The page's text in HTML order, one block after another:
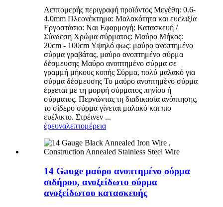
Λεπτομερής περιγραφή προϊόντος Μεγέθη: 0.6-
4.0mm Πλεονέκτημα: Μαλακότητα και ευελιξία
Εργοστάσιο: Ναι Εφαρμογή: Κατασκευή /
Σύνδεση Χρώμα σύρματος: Μαύρο Μήκος:
20cm - 100cm Υψηλό φως: μαύρο ανοπτημένο
σύρμα γραβάτας, μαύρο ανοπτημένο σύρμα
δέσμευσης Μαύρο ανοπτημένο σύρμα σε
γραμμή μήκους κοπής Σύρμα, πολύ μαλακό για
σύρμα δέσμευσης Το μαύρο ανοπτημένο σύρμα
έρχεται με τη μορφή σύρματος πηνίου ή
σύρματος. Περνώντας τη διαδικασία ανόπτησης,
το σίδερο σύρμα γίνεται μαλακό και πιο
ευέλικτο. Στρέινεν ...
έρευναλεπτομέρεια
14 Gauge μαύρο ανοπτημένο σύρμα
σιδήρου, ανοξείδωτο σύρμα
ανοξείδωτου κατασκευής